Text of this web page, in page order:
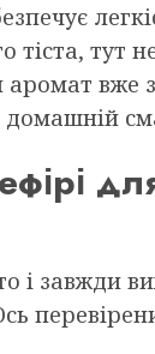
тіста, тут
аромат вже
домашній
і завжди